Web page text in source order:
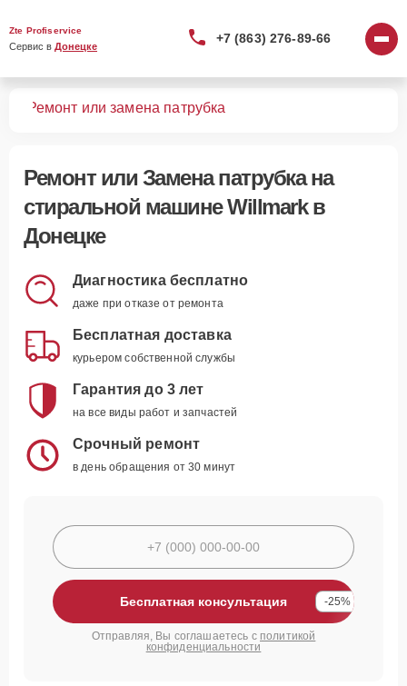
Zte Profiservice
Сервис в Донецке
+7 (863) 276-89-66
Ремонт или замена патрубка
Ремонт или Замена патрубкана
стиральной машине Willmark в
Донецке
Диагностика бесплатно
даже при отказе от ремонта
Бесплатная доставка
курьером собственной службы
Гарантия до 3 лет
на все виды работ и запчастей
Срочный ремонт
в день обращения от 30 минут
Бесплатная консультация -25%
Отправляя, Вы соглашаетесь с политикой
конфиденциальности